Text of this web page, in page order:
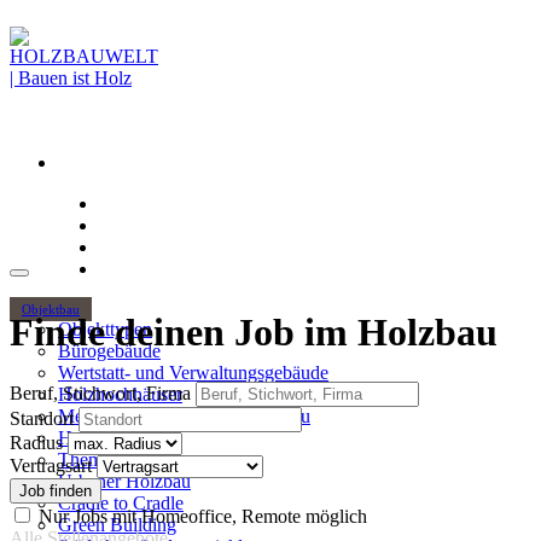
Objektbau
Objekttypen
Bürogebäude
Wertstatt- und Verwaltungsgebäude
Holzhochhäuser
Mehrgeschossiger Wohnungsbau
Hallenbau
Themen
Urbaner Holzbau
Cradle to Cradle
Green Building
Finde deinen Job im Holzbau
Beruf, Stichwort, Firma
Standort
Radius
Vertragsart
Nur Jobs mit Homeoffice, Remote möglich